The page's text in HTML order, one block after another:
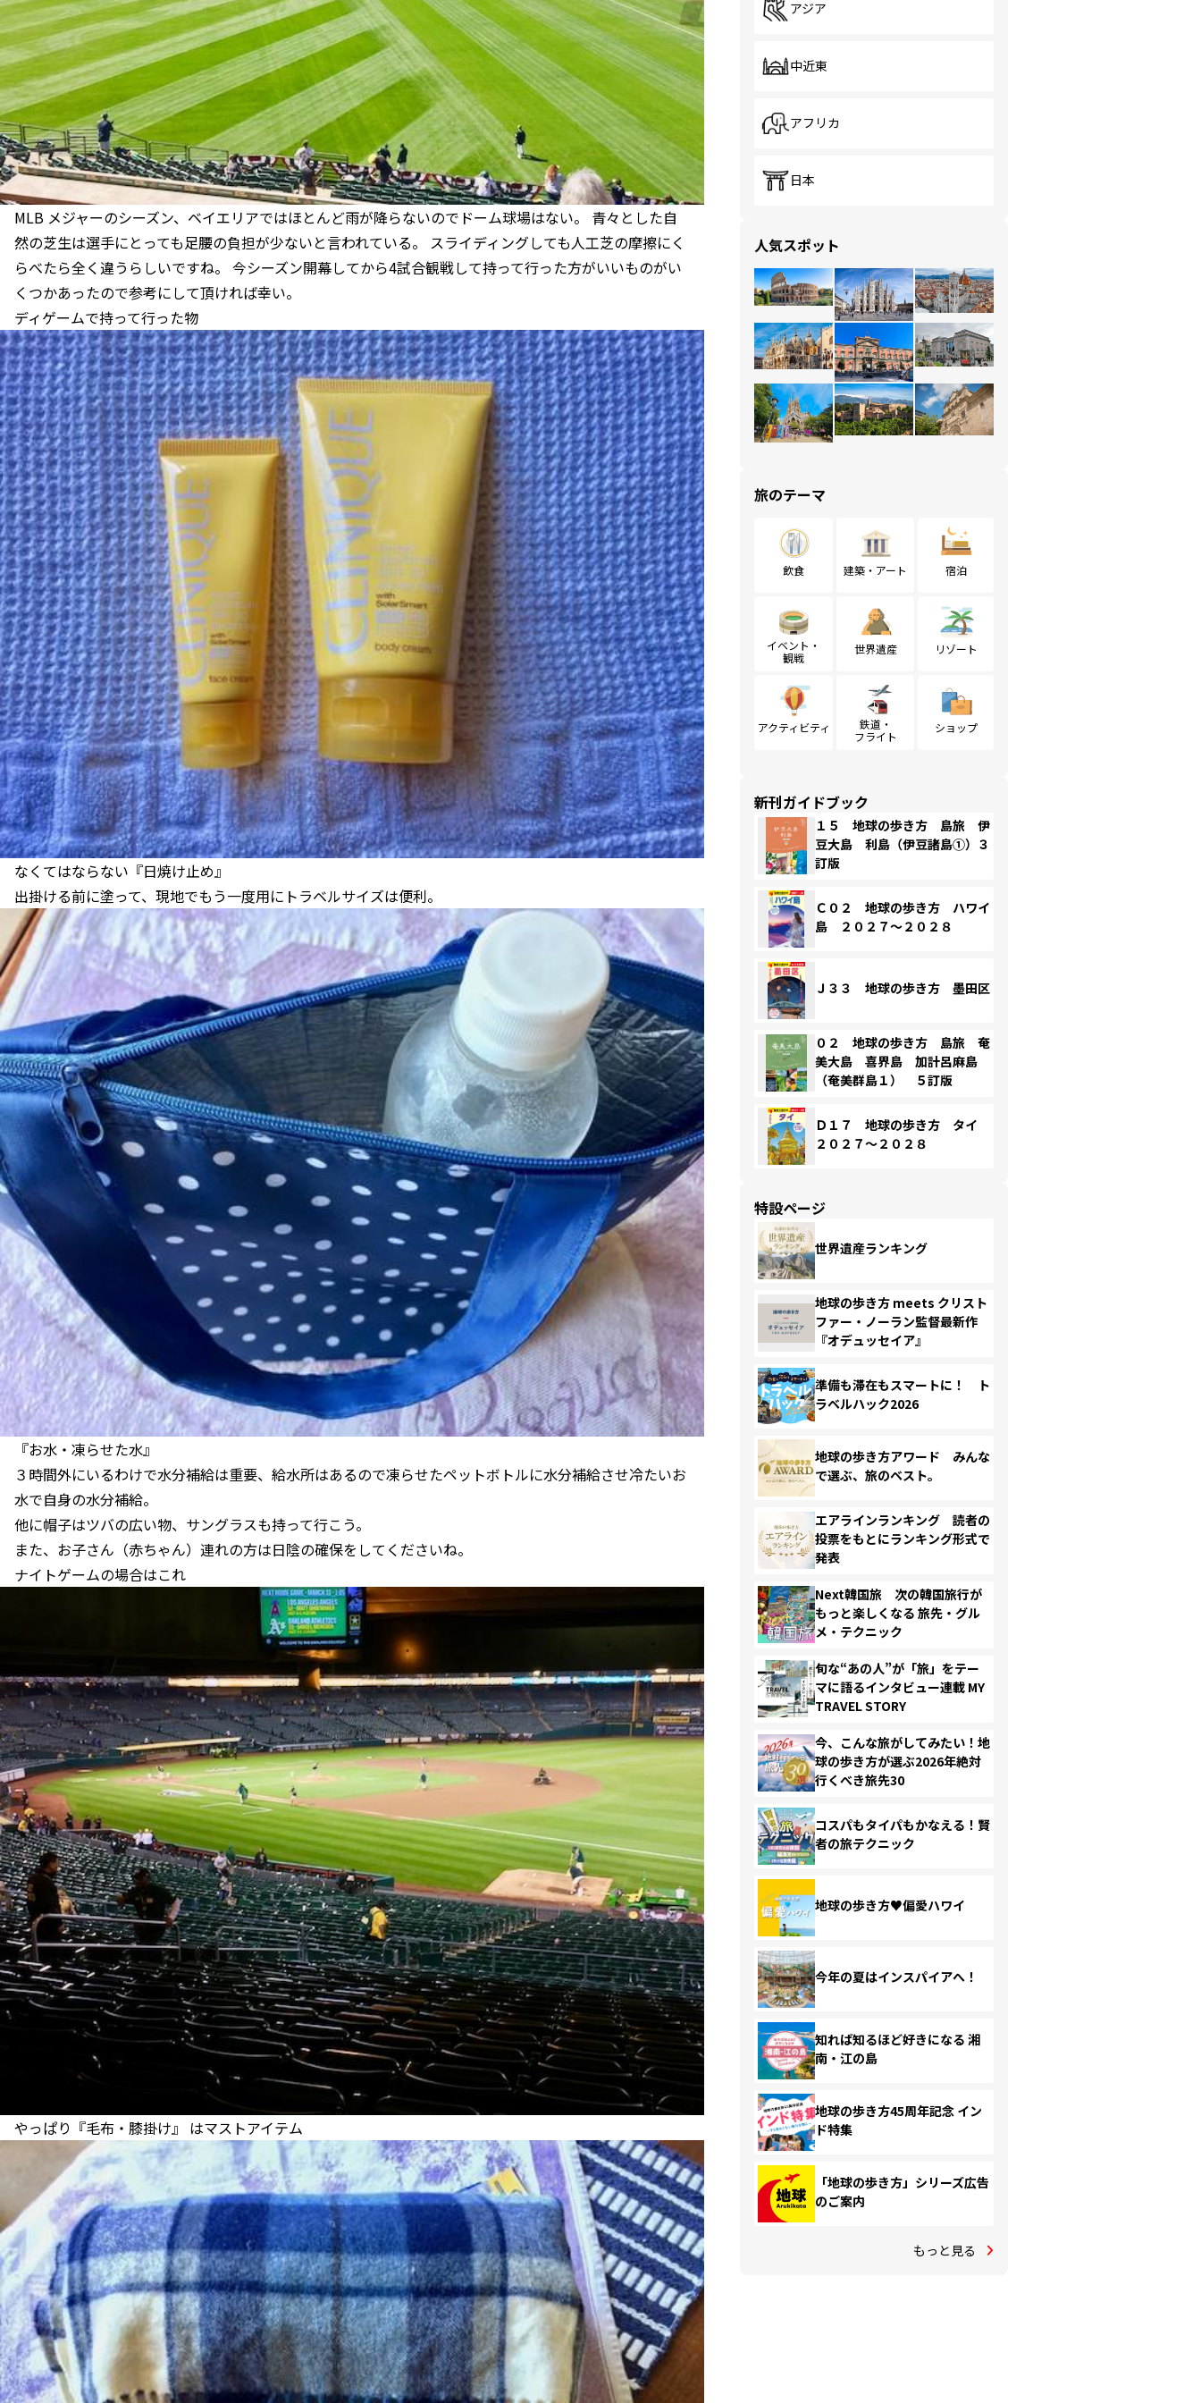
MLB メジャーのシーズン、ベイエリアではほとんど雨が降らないのでドーム球場はない。 青々とした自
然の芝生は選手にとっても足腰の負担が少ないと言われている。 スライディングしても人工芝の摩擦にく
らべたら全く違うらしいですね。 今シーズン開幕してから4試合観戦して持って行った方がいいものがい
くつかあったので参考にして頂ければ幸い。
ディゲームで持って行った物
なくてはならない『日焼け止め』
出掛ける前に塗って、現地でもう一度用にトラベルサイズは便利。
『お水・凍らせた水』
３時間外にいるわけで水分補給は重要、給水所はあるので凍らせたペットボトルに水分補給させ冷たいお
水で自身の水分補給。
他に帽子はツバの広い物、サングラスも持って行こう。
また、お子さん（赤ちゃん）連れの方は日陰の確保をしてくださいね。
ナイトゲームの場合はこれ
やっぱり『毛布・膝掛け』 はマストアイテム
アジア
中近東
アフリカ
日本
人気スポット
旅のテーマ
飲食 建築・アート 宿泊
イベント・
観戦
世界遺産 リゾート
アクティビティ
鉄道・
フライト
ショップ
新刊ガイドブック
１５ 地球の歩き方 島旅 伊
豆大島 利島（伊豆諸島①）３
訂版
Ｃ０２ 地球の歩き方 ハワイ
島 ２０２７～２０２８
Ｊ３３ 地球の歩き方 墨田区
０２ 地球の歩き方 島旅 奄
美大島 喜界島 加計呂麻島
（奄美群島１） ５訂版
Ｄ１７ 地球の歩き方 タイ
２０２７～２０２８
特設ページ
世界遺産ランキング
地球の歩き方 meets クリスト
ファー・ノーラン監督最新作
『オデュッセイア』
準備も滞在もスマートに！ ト
ラベルハック2026
地球の歩き方アワード みんな
で選ぶ、旅のベスト。
エアラインランキング 読者の
投票をもとにランキング形式で
発表
Next韓国旅 次の韓国旅行が
もっと楽しくなる 旅先・グル
メ・テクニック
旬な“あの人”が「旅」をテー
マに語るインタビュー連載 MY
TRAVEL STORY
今、こんな旅がしてみたい！地
球の歩き方が選ぶ2026年絶対
行くべき旅先30
コスパもタイパもかなえる！賢
者の旅テクニック
地球の歩き方♥偏愛ハワイ
今年の夏はインスパイアへ！
知れば知るほど好きになる 湘
南・江の島
地球の歩き方45周年記念 イン
ド特集
「地球の歩き方」シリーズ広告
のご案内
もっと見る